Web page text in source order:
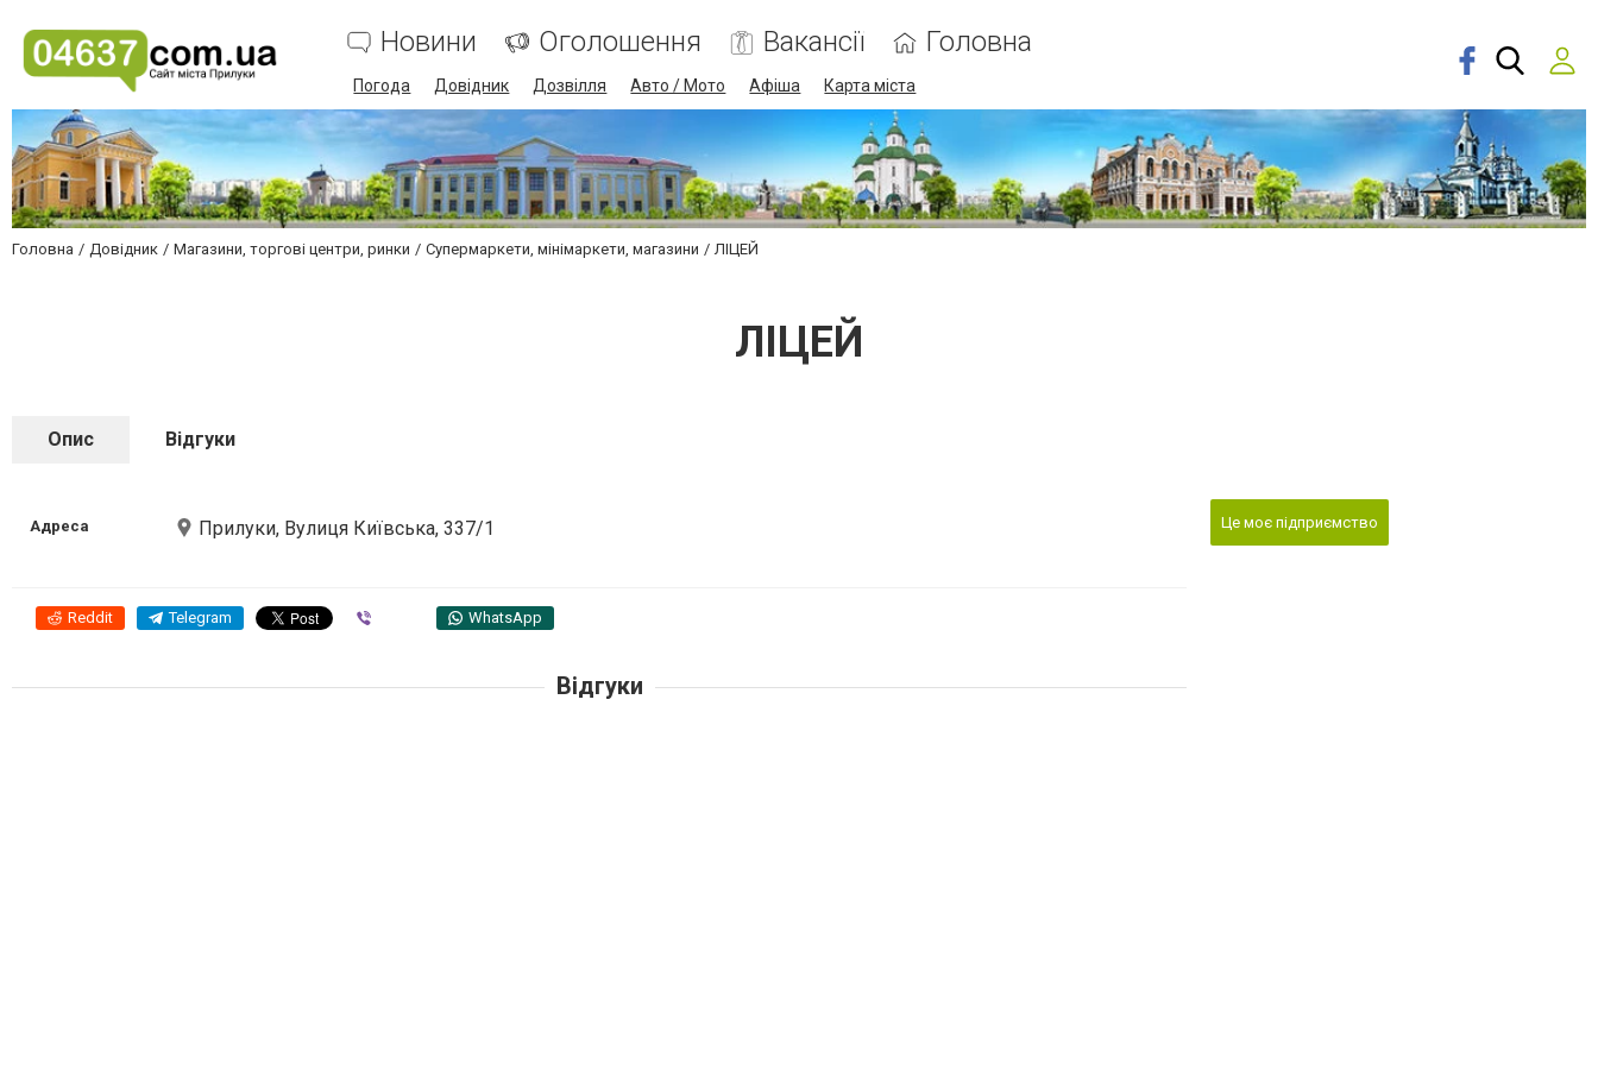
Новини Оголошення Вакансії Головна
Погода Довідник Дозвілля Авто / Мото Афіша Карта міста
Головна Довідник Магазини, торгові центри, ринки Супермаркети, мінімаркети, магазини ЛІЦЕЙ
ЛІЦЕЙ
Опис Відгуки
Адреса Прилуки, Вулиця Київська, 337/1
Reddit Telegram WhatsApp
Це моє підприємство
Відгуки